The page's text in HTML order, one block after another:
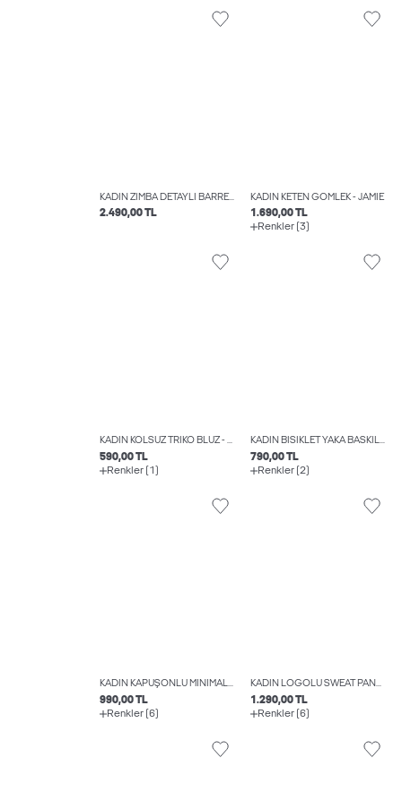
KADIN ZIMBA DETAYLI BARREL FIT JEAN - FUJI
2.490,00 TL
KADIN KETEN GÖMLEK - JAMIE
1.690,00 TL
Renkler (3)
KADIN KOLSUZ TRIKO BLUZ - SOFIA
590,00 TL
Renkler (1)
KADIN BISIKLET YAKA BASKILI TIŞÖRT - LUCY
790,00 TL
Renkler (2)
KADIN KAPÜŞONLU MINIMAL LOGO BASKILI SWEATSHIRT - ABBIE
990,00 TL
Renkler (6)
KADIN LOGOLU SWEAT PANTOLON - ABBIE
1.290,00 TL
Renkler (6)